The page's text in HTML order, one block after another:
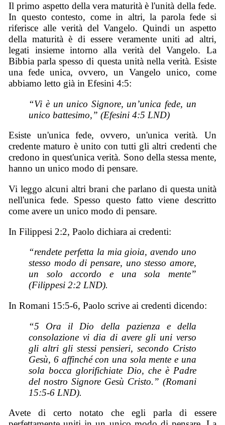
Il primo aspetto della vera maturità è l'unità della fede.
In questo contesto, come in altri, la parola fede si
riferisce alle verità del Vangelo. Quindi un aspetto
della maturità è di essere veramente uniti ad altri,
legati insieme intorno alla verità del Vangelo. La
Bibbia parla spesso di questa unità nella verità. Esiste
una fede unica, ovvero, un Vangelo unico, come
abbiamo letto già in Efesini 4:5:
“Vi è un unico Signore, un’unica fede, un
unico battesimo,” (Efesini 4:5 LND)
Esiste un'unica fede, ovvero, un'unica verità. Un
credente maturo è unito con tutti gli altri credenti che
credono in quest'unica verità. Sono della stessa mente,
hanno un unico modo di pensare.
Vi leggo alcuni altri brani che parlano di questa unità
nell'unica fede. Spesso questo fatto viene descritto
come avere un unico modo di pensare.
In Filippesi 2:2, Paolo dichiara ai credenti:
“rendete perfetta la mia gioia, avendo uno
stesso modo di pensare, uno stesso amore,
un solo accordo e una sola mente”
(Filippesi 2:2 LND).
In Romani 15:5-6, Paolo scrive ai credenti dicendo:
“5 Ora il Dio della pazienza e della
consolazione vi dia di avere gli uni verso
gli altri gli stessi pensieri, secondo Cristo
Gesù, 6 affinché con una sola mente e una
sola bocca glorifichiate Dio, che è Padre
del nostro Signore Gesù Cristo.” (Romani
15:5-6 LND).
Avete di certo notato che egli parla di essere